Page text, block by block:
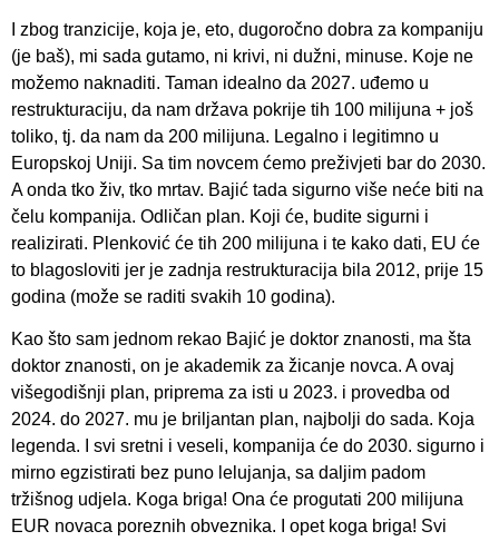
I zbog tranzicije, koja je, eto, dugoročno dobra za kompaniju
(je baš), mi sada gutamo, ni krivi, ni dužni, minuse. Koje ne
možemo naknaditi. Taman idealno da 2027. uđemo u
restrukturaciju, da nam država pokrije tih 100 milijuna + još
toliko, tj. da nam da 200 milijuna. Legalno i legitimno u
Europskoj Uniji. Sa tim novcem ćemo preživjeti bar do 2030.
A onda tko živ, tko mrtav. Bajić tada sigurno više neće biti na
čelu kompanija. Odličan plan. Koji će, budite sigurni i
realizirati. Plenković će tih 200 milijuna i te kako dati, EU će
to blagosloviti jer je zadnja restrukturacija bila 2012, prije 15
godina (može se raditi svakih 10 godina).
Kao što sam jednom rekao Bajić je doktor znanosti, ma šta
doktor znanosti, on je akademik za žicanje novca. A ovaj
višegodišnji plan, priprema za isti u 2023. i provedba od
2024. do 2027. mu je briljantan plan, najbolji do sada. Koja
legenda. I svi sretni i veseli, kompanija će do 2030. sigurno i
mirno egzistirati bez puno lelujanja, sa daljim padom
tržišnog udjela. Koga briga! Ona će progutati 200 milijuna
EUR novaca poreznih obveznika. I opet koga briga! Svi